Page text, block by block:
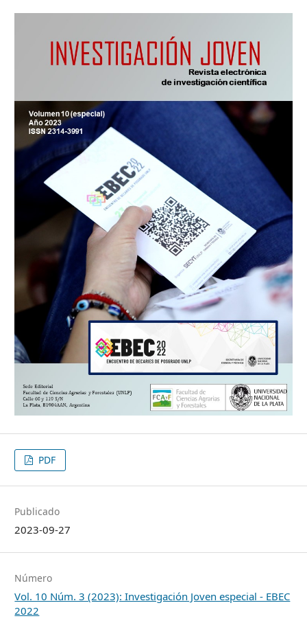
PDF
Publicado
2023-09-27
Número
Vol. 10 Núm. 3 (2023): Investigación Joven especial - EBEC
2022